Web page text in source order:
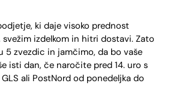
ki daje visoko prednost
izdelkom in hitri dostavi. Zato
5 zvezdic in jamčimo, da bo vaše
isti dan, če naročite pred 14. uro s
GLS ali PostNord od ponedeljka do